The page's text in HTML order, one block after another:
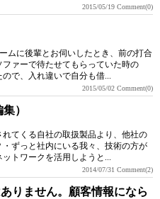
2015/05/19 Comment(0)
ムに後輩とお伺いしたとき、前の打合
ァーで待たせてもらっていた時の
で、入れ違いで自分も借...
2015/05/02 Comment(0)
）
てくる自社の取扱製品より、他社の
ずっと社内にいる我々、技術の方が
トワークを活用しようと...
2014/07/31 Comment(2)
りません。顧客情報になら